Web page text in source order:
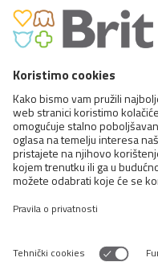
BRIT